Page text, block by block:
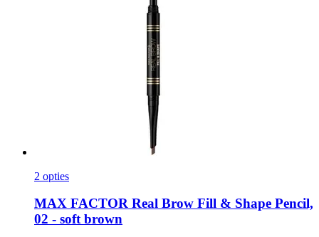
2 opties
MAX FACTOR Real Brow Fill & Shape Pencil,
02 -​ soft brown